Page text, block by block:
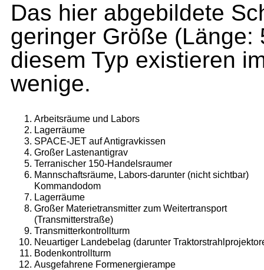
Das hier abgebildete
geringer Größe (Länge:
diesem Typ existieren
wenige.
Arbeitsräume und Labors
Lagerräume
SPACE-JET auf Antigravkissen
Großer Lastenantigrav
Terranischer 150-Handelsraumer
Mannschaftsräume, Labors-darunter (nicht sichtbar)
Kommandodom
Lagerräume
Großer Materietransmitter zum Weitertrans­port
(Transmitterstraße)
Transmitterkontrollturm
Neuartiger Landebelag (darunter
Bodenkontrollturm
Ausgefahrene Formenergierampe